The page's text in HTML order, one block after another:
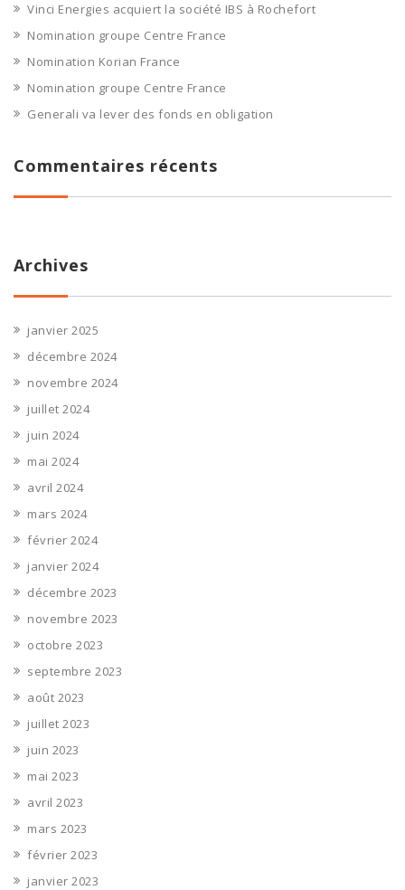
Vinci Energies acquiert la société IBS à Rochefort
Nomination groupe Centre France
Nomination Korian France
Nomination groupe Centre France
Generali va lever des fonds en obligation
Commentaires récents
Archives
janvier 2025
décembre 2024
novembre 2024
juillet 2024
juin 2024
mai 2024
avril 2024
mars 2024
février 2024
janvier 2024
décembre 2023
novembre 2023
octobre 2023
septembre 2023
août 2023
juillet 2023
juin 2023
mai 2023
avril 2023
mars 2023
février 2023
janvier 2023